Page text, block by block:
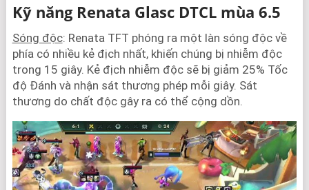
Kỹ năng Renata Glasc DTCL mùa 6.5
Sóng độc: Renata TFT phóng ra một làn sóng độc về
phía có nhiều kẻ địch nhất, khiến chúng bị nhiễm độc
trong 15 giây. Kẻ địch nhiễm độc sẽ bị giảm 25% Tốc
độ Đánh và nhận sát thương phép mỗi giây. Sát
thương do chất độc gây ra có thể cộng dồn.